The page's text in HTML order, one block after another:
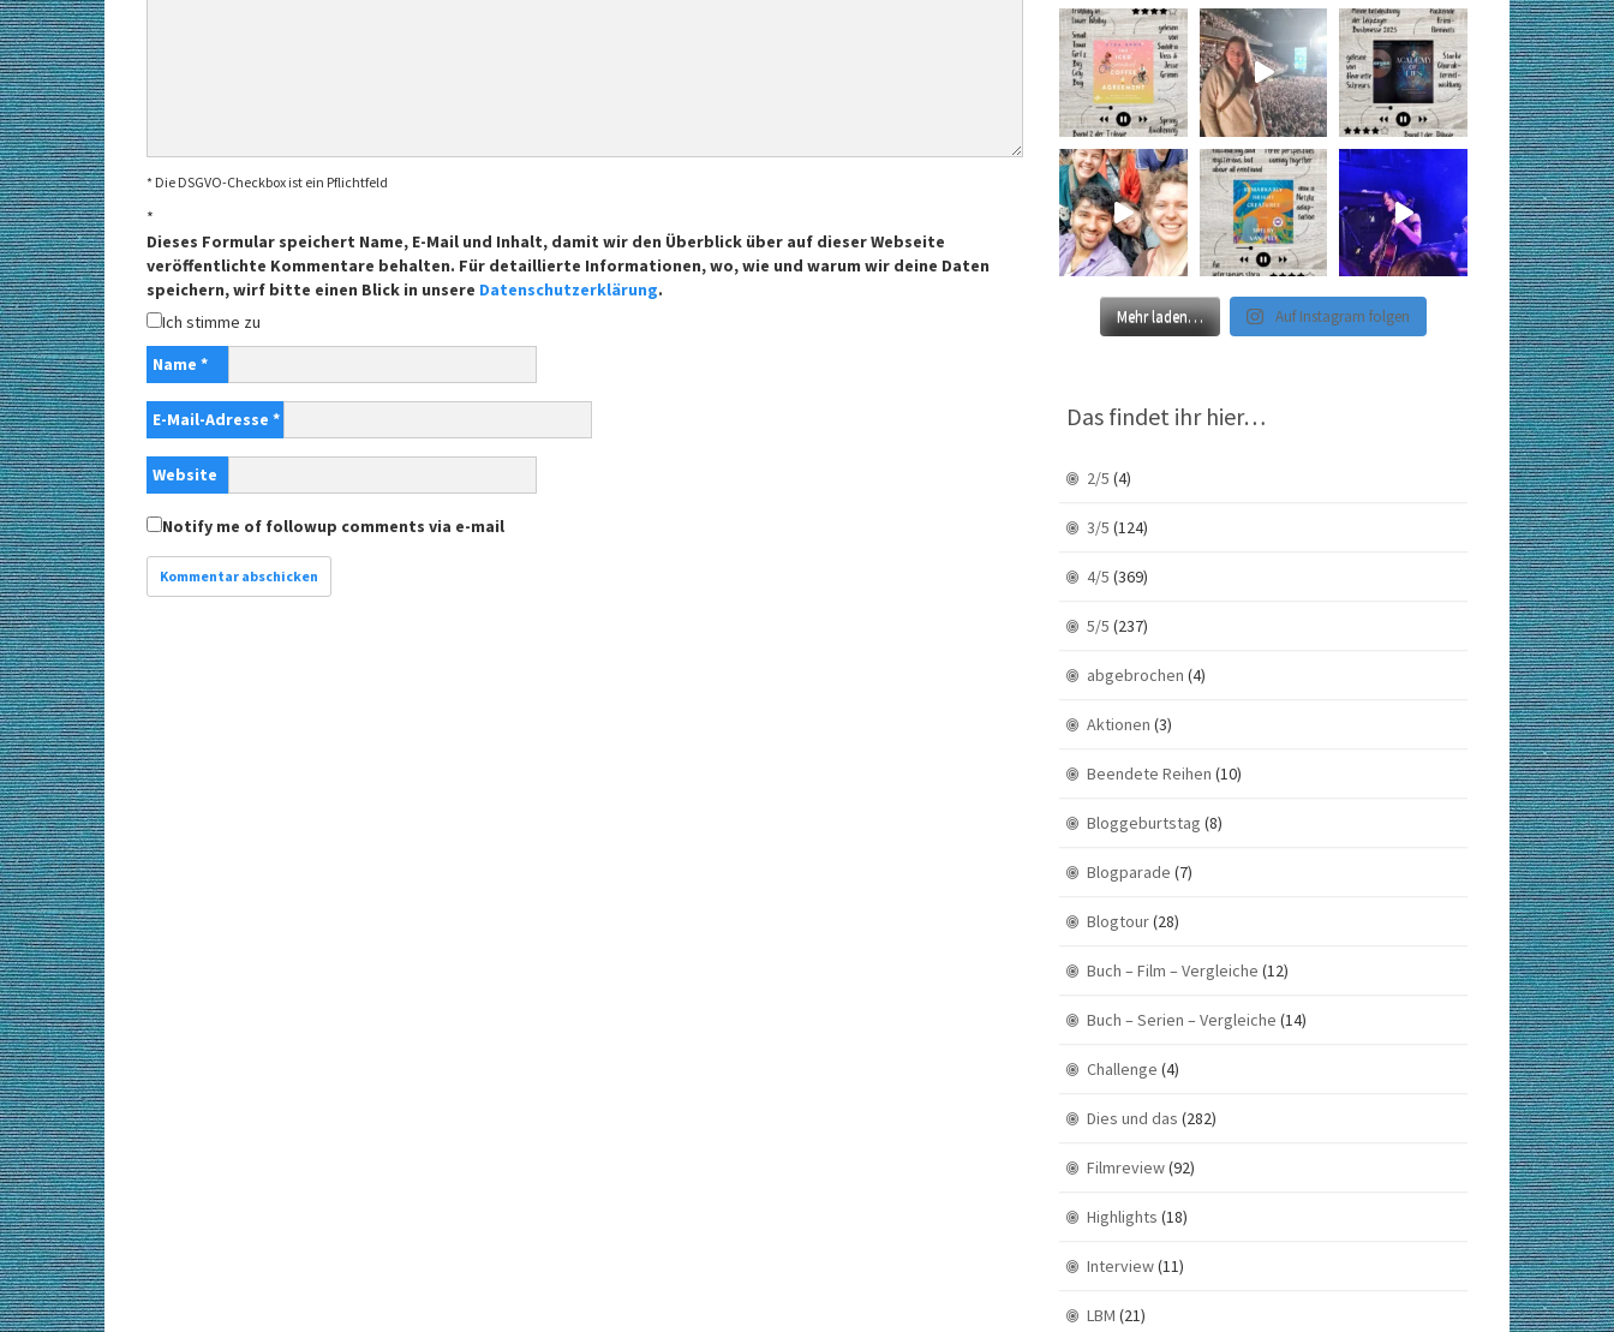
* Die DSGVO-Checkbox ist ein Pflichtfeld
*
Dieses Formular speichert Name, E-Mail und Inhalt, damit wir den Überblick über auf dieser Webseite
veröffentlichte Kommentare behalten. Für detaillierte Informationen, wo, wie und warum wir deine Daten
speichern, wirf bitte einen Blick in unsere Datenschutzerklärung.
Ich stimme zu
Name *
E-Mail-Adresse *
Website
Notify me of followup comments via e-mail
Mehr laden… Auf Instagram folgen
Das findet ihr hier…
2/5 (4)
3/5 (124)
4/5 (369)
5/5 (237)
abgebrochen (4)
Aktionen (3)
Beendete Reihen (10)
Bloggeburtstag (8)
Blogparade (7)
Blogtour(28)
Buch – Film – Vergleiche (12)
Buch – Serien – Vergleiche (14)
Challenge (4)
Dies und das (282)
Filmreview(92)
Highlights (18)
Interview(11)
LBM (21)